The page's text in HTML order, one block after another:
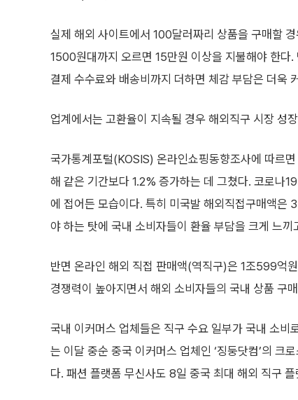
실제 해외 사이트에서 100달러짜리 상품을 구매할
1500원대까지 오르면 15만원 이상을 지불해야 한다
결제 수수료와 배송비까지 더하면 체감 부담은 더욱
업계에서는 고환율이 지속될 경우 해외직구 시장 성
국가통계포털(KOSIS) 온라인쇼핑동향조사에 따르
해 같은 기간보다 1.2% 증가하는 데 그쳤다. 코로나
에 접어든 모습이다. 특히 미국발 해외직접구매액
야 하는 탓에 국내 소비자들이 환율 부담을 크게 느끼
반면 온라인 해외 직접 판매액(역직구)은 1조599억
경쟁력이 높아지면서 해외 소비자들의 국내 상품 구
국내 이커머스 업체들은 직구 수요 일부가 국내 소비
는 이달 중순 중국 이커머스 업체인 ‘징둥닷컴’의 크
다. 패션 플랫폼 무신사도 8일 중국 최대 해외 직구